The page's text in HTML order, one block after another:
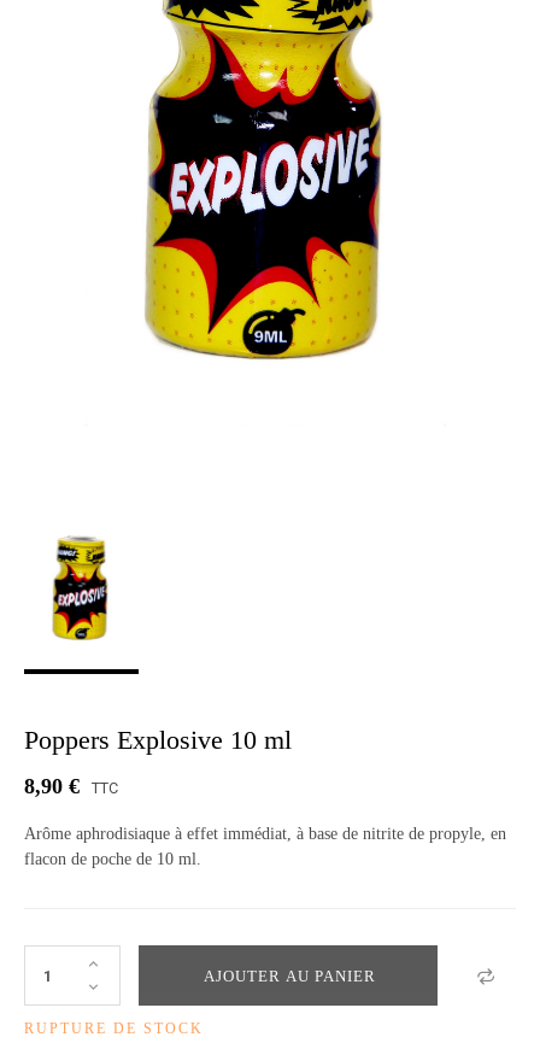
Poppers Explosive 10 ml
8,90 € TTC
Arôme aphrodisiaque à effet immédiat, à base de nitrite de propyle, en
flacon de poche de 10 ml.
AJOUTER AU PANIER
RUPTURE DE STOCK